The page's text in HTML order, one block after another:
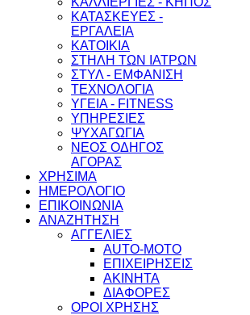
ΚΑΤΑΣΚΕΥΕΣ -
ΕΡΓΑΛΕΙΑ
ΚΑΤΟΙΚΙΑ
ΣΤΗΛΗ ΤΩΝ ΙΑΤΡΩΝ
ΣΤΥΛ - ΕΜΦΑΝΙΣΗ
ΤΕΧΝΟΛΟΓΙΑ
ΥΓΕΙΑ - FITNESS
ΥΠΗΡΕΣΙΕΣ
ΨΥΧΑΓΩΓΙΑ
ΝΕΟΣ ΟΔΗΓΟΣ
ΑΓΟΡΑΣ
ΧΡΗΣΙΜΑ
ΗΜΕΡΟΛΟΓΙΟ
ΕΠΙΚΟΙΝΩΝΙΑ
ΑΝΑΖΗΤΗΣΗ
ΑΓΓΕΛΙΕΣ
AUTO-MOTO
ΕΠΙΧΕΙΡΗΣΕΙΣ
ΑΚΙΝΗΤΑ
ΔΙΑΦΟΡΕΣ
ΟΡΟΙ ΧΡΗΣΗΣ